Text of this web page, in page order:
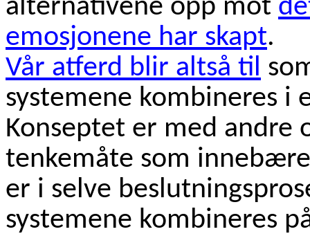
alternativene opp mot
emosjonene har skapt.
Vår atferd blir altså til
systemene kombineres i
Konseptet er med andre
tenkemåte som
er i selve
systemene kombineres